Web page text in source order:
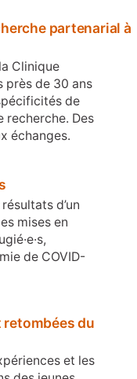
partenarial à
Clinique
près de 30 ans
de
recherche. Des
échanges.
d’un
mises en
de COVID-
retombées du
et les